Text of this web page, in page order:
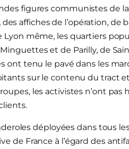
figures communistes de
affiches de l’opération, de
Lyon même, les quartiers
et de Parilly, de
ont tenu le pavé dans les
sur le contenu du tract
les activistes n’ont pas
déployées dans tous
de France à l’égard des